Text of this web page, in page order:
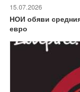
15.07.2026
НОИ обяви
евро